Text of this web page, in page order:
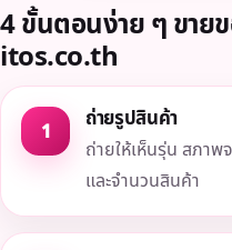
4 ขั้นตอนง่าย ๆ ขาย
itos.co.th
1
ถ่ายรูปสินค้า
ถ่ายให้เห็นรุ่น สภา
และจำนวนสินค้า